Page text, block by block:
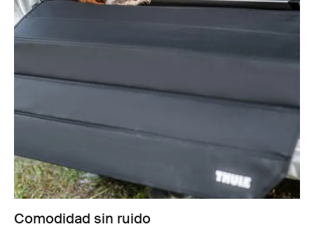
Comodidad sin ruido